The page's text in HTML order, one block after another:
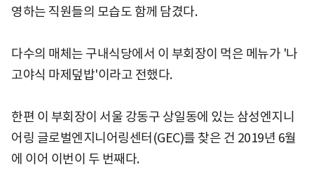
영하는 직원들의 모습도 함께 담겼다.
다수의 매체는 구내식당에서 이 부회장이 먹은 메뉴가 '나
고야식 마제덮밥'이라고 전했다.
한편 이 부회장이 서울 강동구 상일동에 있는 삼성엔지니
어링 글로벌엔지니어링센터(GEC)를 찾은 건 2019년 6월
에 이어 이번이 두 번째다.